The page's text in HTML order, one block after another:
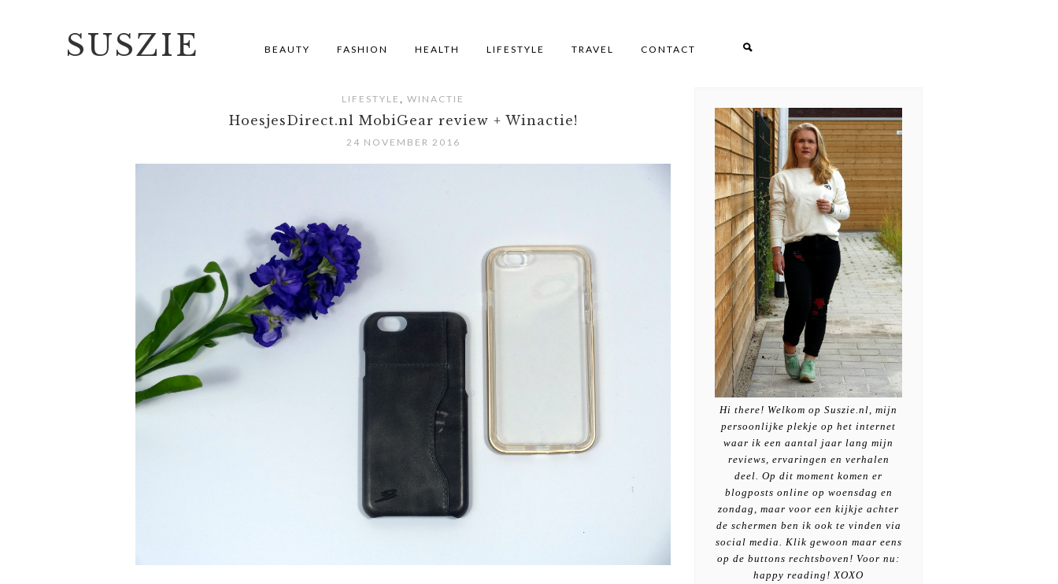
SUSZIE BEAUTY FASHION HEALTH LIFESTYLE TRAVEL CONTACT
LIFESTYLE , WINACTIE
HoesjesDirect.nl MobiGear review + Winactie!
24 NOVEMBER 2016
Hi there! Welkom op Suszie.nl, mijn
persoonlijke plekje op het internet
waar ik een aantal jaar lang mijn
reviews, ervaringen en verhalen
deel. Op dit moment komen er
blogposts online op woensdag en
zondag, maar voor een kijkje achter
de schermen ben ik ook te vinden via
social media. Klik gewoon maar eens
op de buttons rechtsboven! Voor nu:
happy reading! XOXO